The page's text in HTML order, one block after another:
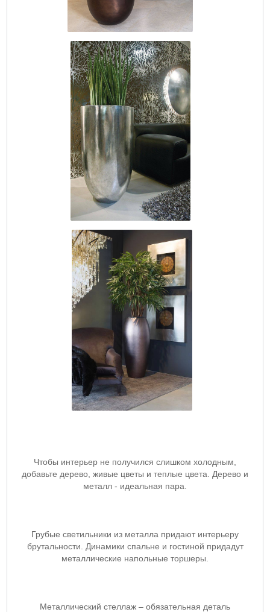
Чтобы интерьер не получился слишком холодным,
добавьте дерево, живые цветы и теплые цвета. Дерево и
металл - идеальная пара.
Грубые светильники из металла придают интерьеру
брутальности. Динамики спальне и гостиной придадут
металлические напольные торшеры.
Металлический стеллаж – обязательная деталь